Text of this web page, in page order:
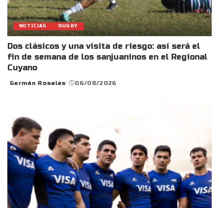
NOTICIAS RUGBY
Dos clásicos y una visita de riesgo: así será el
fin de semana de los sanjuaninos en el Regional
Cuyano
Posted
Germán Rosales 06/08/2026